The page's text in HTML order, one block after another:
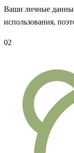
Ваши личные данные
использования,
02